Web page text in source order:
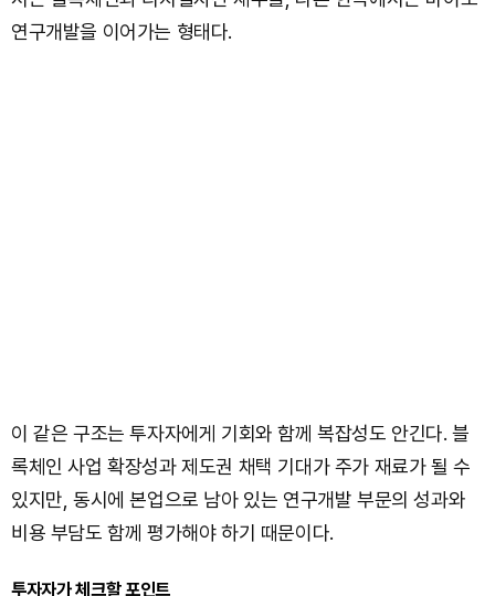
연구개발을 이어가는 형태다.
이 같은 구조는 투자자에게 기회와 함께 복잡성도 안긴다. 블
록체인 사업 확장성과 제도권 채택 기대가 주가 재료가 될 수
있지만, 동시에 본업으로 남아 있는 연구개발 부문의 성과와
비용 부담도 함께 평가해야 하기 때문이다.
투자자가 체크할 포인트